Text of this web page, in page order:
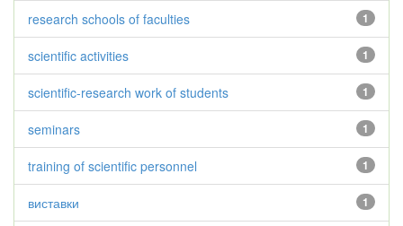
1
research schools of faculties
1
scientific activities
1
scientific-research work of students
1
seminars
1
training of scientific personnel
1
виставки